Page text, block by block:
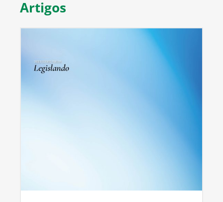
Artigos